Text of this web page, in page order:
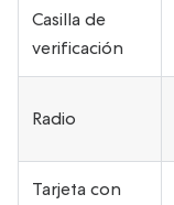
Casilla de
verificación
Radio
Tarjeta con